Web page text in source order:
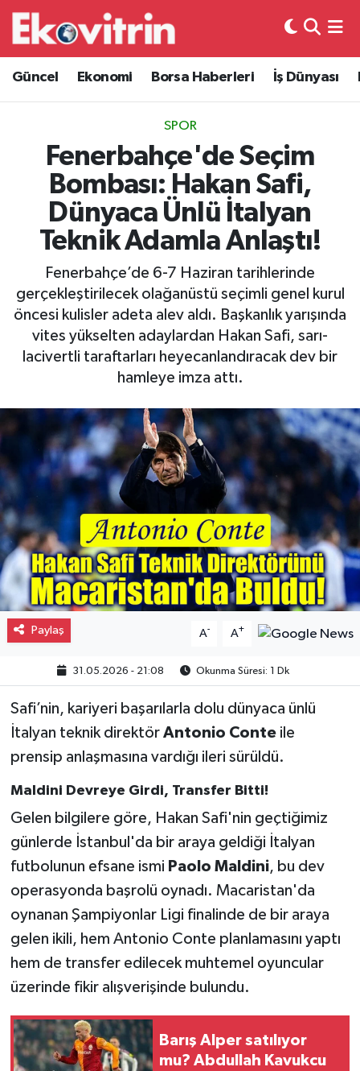
Güncel Ekonomi Borsa Haberleri İş Dünyası
SPOR
Fenerbahçe'de Seçim
Bombası: Hakan Safi,
Dünyaca Ünlü İtalyan
Teknik Adamla Anlaştı!
Fenerbahçe’de 6-7 Haziran tarihlerinde
gerçekleştirilecek olağanüstü seçimli genel kurul
öncesi kulisler adeta alev aldı. Başkanlık yarışında
vites yükselten adaylardan Hakan Safi, sarı-
lacivertli taraftarları heyecanlandıracak dev bir
hamleye imza attı.
Paylaş A- A+
31.05.2026 - 21:08 Okunma Süresi: 1 Dk
Safi’nin, kariyeri başarılarla dolu dünyaca ünlü
İtalyan teknik direktör Antonio Conteile
prensip anlaşmasına vardığı ileri sürüldü.
Maldini Devreye Girdi, Transfer Bitti!
Gelen bilgilere göre, Hakan Safi'nin geçtiğimiz
günlerde İstanbul'da bir araya geldiği İtalyan
futbolunun efsane ismi Paolo Maldini, bu dev
operasyonda başrolü oynadı. Macaristan'da
oynanan Şampiyonlar Ligi finalinde de bir araya
gelen ikili, hem Antonio Conte planlamasını yaptı
hem de transfer edilecek muhtemel oyuncular
üzerinde fikir alışverişinde bulundu.
Barış Alper satılıyor
mu? Abdullah Kavukcu
Güncel
Ekonomi
Borsa Haberleri
İş Dünyası
Lojistik
Otovitrin
Asayiş
Magazin
Spor
Eğitim
Hava Durumu
Trafik Durumu
Süper Lig Puan Durumu ve Fikstür
Tüm Manşetler
Son Dakika Haberleri
Haber Arşivi